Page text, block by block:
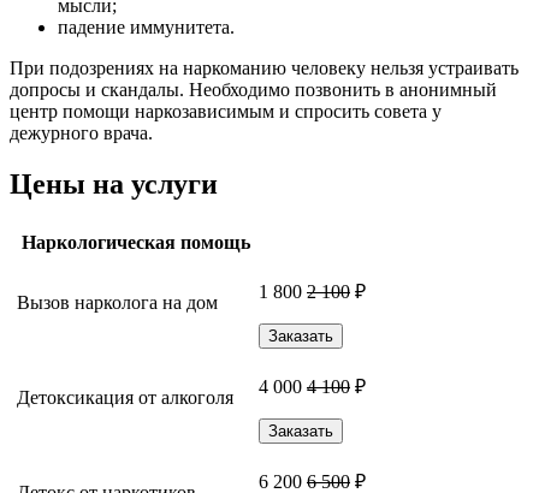
мысли;
падение иммунитета.
При подозрениях на наркоманию человеку нельзя устраивать
допросы и скандалы. Необходимо позвонить в анонимный
центр помощи наркозависимым и спросить совета у
дежурного врача.
Цены на услуги
Наркологическая помощь
Вызов нарколога на дом
1 800 2 100 ₽
Заказать
Детоксикация от алкоголя
4 000 4 100 ₽
Заказать
6 200 6 500 ₽